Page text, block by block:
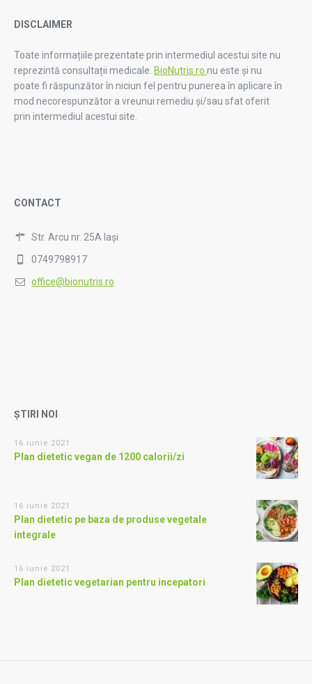
DISCLAIMER
Toate informațiile prezentate prin intermediul acestui site nu
reprezintă consultații medicale. BioNutris.ro nu este și nu
poate fi răspunzător în niciun fel pentru punerea în aplicare în
mod necorespunzător a vreunui remediu și/sau sfat oferit
prin intermediul acestui site.
CONTACT
Str. Arcu nr. 25A Iași
0749798917
office@bionutris.ro
ȘTIRI NOI
16 iunie 2021
Plan dietetic vegan de 1200 calorii/zi
16 iunie 2021
Plan dietetic pe baza de produse vegetale
integrale
16 iunie 2021
Plan dietetic vegetarian pentru incepatori